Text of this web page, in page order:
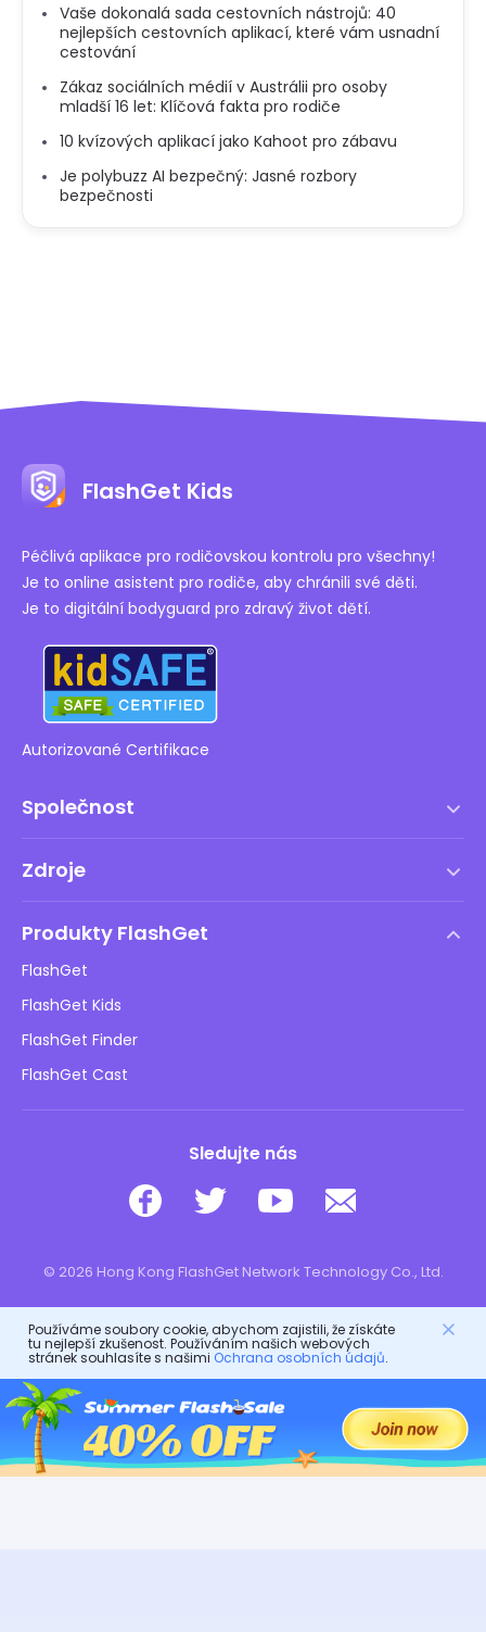
Vaše dokonalá sada cestovních nástrojů: 40
nejlepších cestovních aplikací, které vám usnadní
cestování
Zákaz sociálních médií v Austrálii pro osoby
mladší 16 let: Klíčová fakta pro rodiče
10 kvízových aplikací jako Kahoot pro zábavu
Je polybuzz AI bezpečný: Jasné rozbory
bezpečnosti
FlashGet Kids
Péčlivá aplikace pro rodičovskou kontrolu pro všechny!
Je to online asistent pro rodiče, aby chránili své děti.
Je to digitální bodyguard pro zdravý život dětí.
Autorizované Certifikace
Společnost
Licenční smlouva s koncovým uživatelem
Zásady DMCA
Ochrana osobních údajů
Reklamní zásady
Neprodávejte mé informace
Zdroje
Bezpečnost dětí online
Stáhnout
Produkty FlashGet
FlashGet
FlashGet Kids
FlashGet Finder
FlashGet Cast
Sledujte nás
© 2026 Hong Kong FlashGet Network Technology Co., Ltd.
Používáme soubory cookie, abychom zajistili, že získáte
tu nejlepší zkušenost. Používáním našich webových
stránek souhlasíte s našimi Ochrana osobních údajů.